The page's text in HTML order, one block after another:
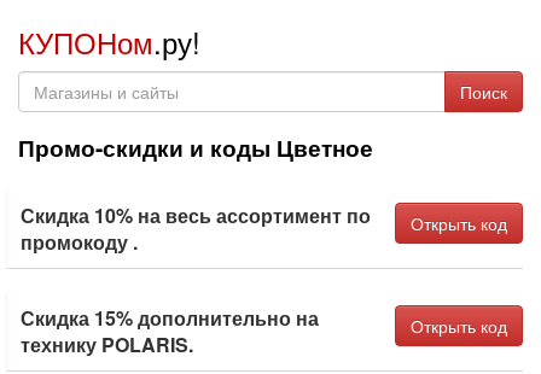
КУПОНом.ру!
Поиск
Промо-скидки и коды Цветное
Скидка 10% на весь ассортимент по
промокоду .
Открыть код
Скидка 15% дополнительно на
технику POLARIS.
Открыть код